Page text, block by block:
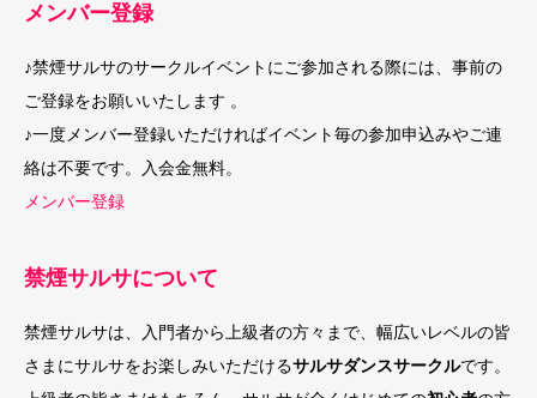
メンバー登録
♪禁煙サルサのサークルイベントにご参加される際には、事前の
ご登録をお願いいたします 。
♪一度メンバー登録いただければイベント毎の参加申込みやご連
絡は不要です。入会金無料。
メンバー登録
禁煙サルサについて
禁煙サルサは、入門者から上級者の方々まで、幅広いレベルの皆
さまにサルサをお楽しみいただけるサルサダンスサークルです。